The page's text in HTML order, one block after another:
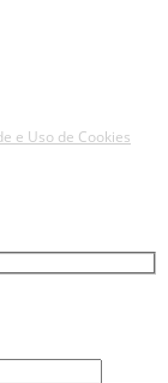
e Uso de Cookies